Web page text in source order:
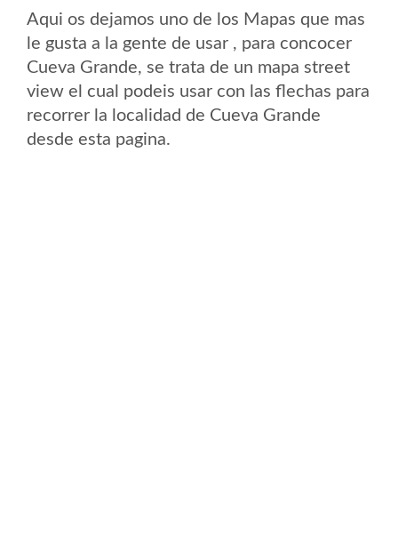
Aqui os dejamos uno de los Mapas que mas
le gusta a la gente de usar , para concocer
Cueva Grande, se trata de un mapa street
view el cual podeis usar con las flechas para
recorrer la localidad de Cueva Grande
desde esta pagina.